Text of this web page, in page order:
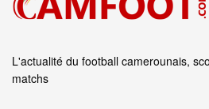
L'actualité du football camerounais,
matchs